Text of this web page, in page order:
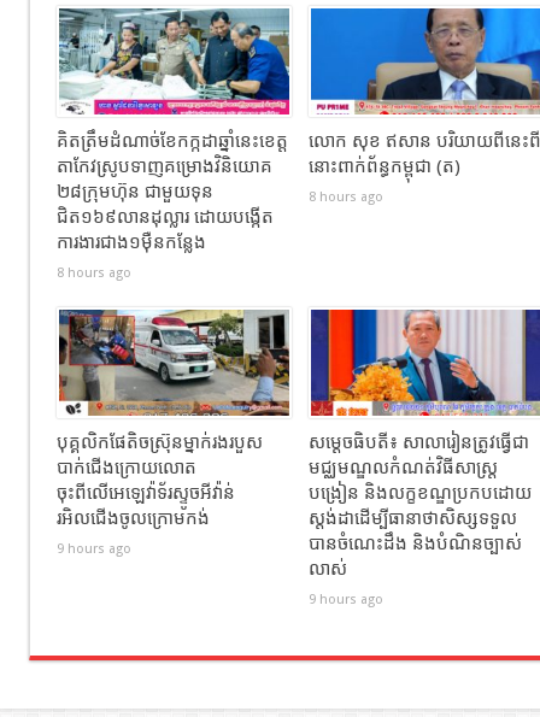
គិតត្រឹមដំណាច់ខែកក្កដាឆ្នាំនេះខេត្ត
តាកែវស្រូបទាញគម្រោងវិនិយោគ
២៨ក្រុមហ៊ុន ជាមួយទុន
ជិត១៦៩លានដុល្លារ ដោយបង្កើត
ការងារជាង១ម៉ឺនកន្លែង
8 hours ago
លោក សុខ ឥសាន បរិយាយពីនេះពី
នោះពាក់ព័ន្ធកម្ពុជា (ត)
8 hours ago
បុគ្គលិកផែតិចស្រ៊ុនម្នាក់រងរបួស
បាក់ជេីងក្រោយលោត
ចុះពីលេីអេឡេវ៉ាទ័រស្ទូចអីវ៉ាន់
រអិលជេីងចូលក្រោមកង់
9 hours ago
សម្ដេចធិបតី៖ សាលារៀនត្រូវធ្វើជា
មជ្ឈមណ្ឌលកំណត់វិធីសាស្ត្រ
បង្រៀន និងលក្ខខណ្ឌប្រកបដោយ
ស្តង់ដាដើម្បីធានាថាសិស្សទទួល
បានចំណេះដឹង និងបំណិនច្បាស់
លាស់
9 hours ago